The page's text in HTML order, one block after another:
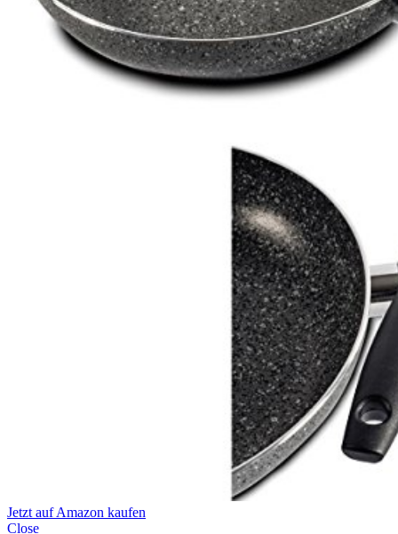
Jetzt auf Amazon kaufen
Close